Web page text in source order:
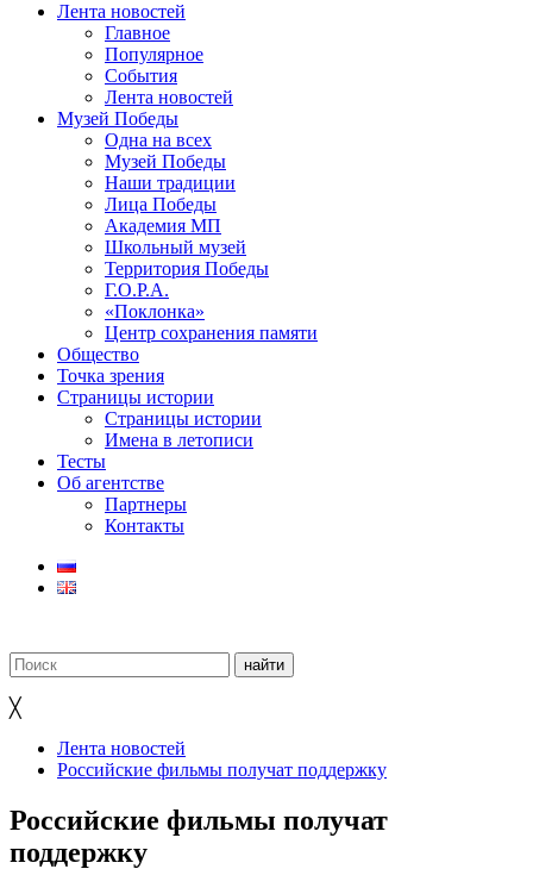
Лента новостей
Главное
Популярное
События
Лента новостей
Музей Победы
Одна на всех
Музей Победы
Наши традиции
Лица Победы
Академия МП
Школьный музей
Территория Победы
Г.О.Р.А.
«Поклонка»
Центр сохранения памяти
Общество
Точка зрения
Страницы истории
Страницы истории
Имена в летописи
Тесты
Об агентстве
Партнеры
Контакты
╳
Лента новостей
Российские фильмы получат поддержку
Российские фильмы получат
поддержку